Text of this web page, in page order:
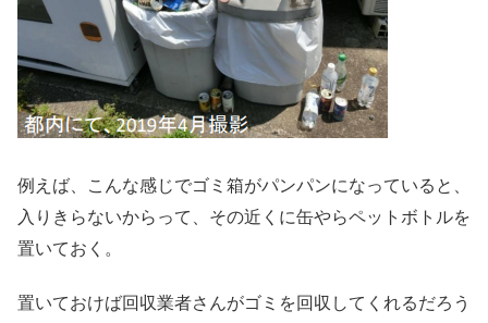
例えば、こんな感じでゴミ箱がパンパンになっていると、
入りきらないからって、その近くに缶やらペットボトルを
置いておく。
置いておけば回収業者さんがゴミを回収してくれるだろう